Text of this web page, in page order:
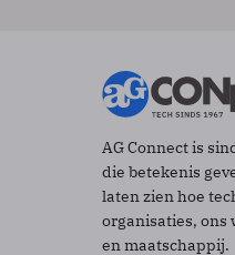
AG Connect is
die betekenis
laten zien hoe
organisaties, ons
en maatschappij.